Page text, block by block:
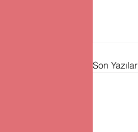
Son Yazılar